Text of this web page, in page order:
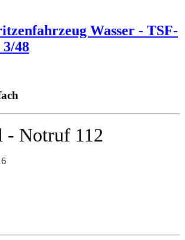
Wasser - TSF-
48
Notruf 112